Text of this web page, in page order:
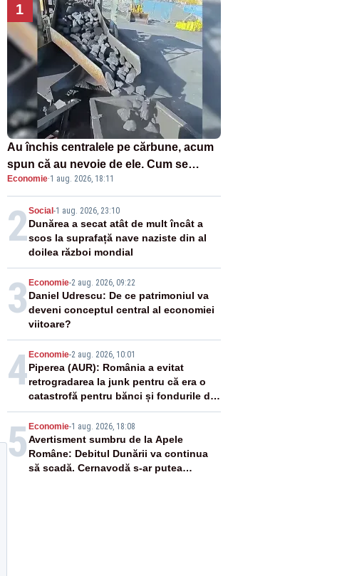
1
Au închis centralele pe cărbune, acum
spun că au nevoie de ele. Cum se
pasează vina în plină criză energetică
Economie·1 aug. 2026, 18:11
2Social -1 aug. 2026, 23:10
Dunărea a secat atât de mult încât a
scos la suprafață nave naziste din al
doilea război mondial
3 Economie-2 aug. 2026, 09:22
Daniel Udrescu: De ce patrimoniul va
deveni conceptul central al economiei
viitoare?
4 Economie-2 aug. 2026, 10:01
Piperea (AUR): România a evitat
retrogradarea la junk pentru că era o
catastrofă pentru bănci și fondurile de
pensii
5 Economie-1 aug. 2026, 18:08
Avertisment sumbru de la Apele
Române: Debitul Dunării va continua
să scadă. Cernavodă s-ar putea